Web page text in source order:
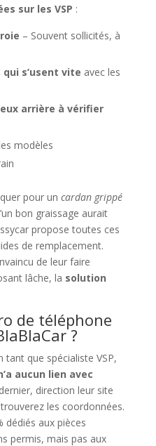
sur les VSP :
– Souvent sollicités, à
qui s’usent vite avec les
arrière à vérifier
modèles
pour un cardan grippé
bon graissage aurait
propose toutes ces
de remplacement.
de leur faire
lâche, la solution
de téléphone
?
tant que spécialiste VSP,
aucun lien avec
direction leur site
les coordonnées.
dédiés aux pièces
permis, mais pas aux